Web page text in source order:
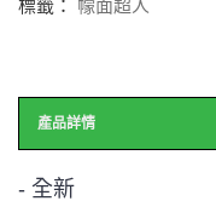
標籤： 幪面超人
產品詳情
- 全新